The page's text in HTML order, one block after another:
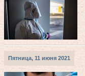
Пятница, 11 июня 2021